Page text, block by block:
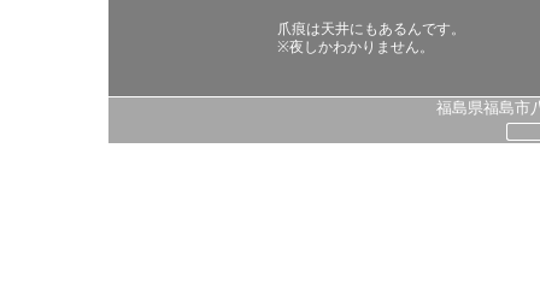
爪痕は天井にもあるんです。
※夜しかわかりません。
福島県福島市